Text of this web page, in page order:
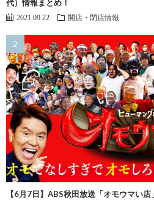
代）情報まとめ！
2021.09.22 開店・閉店情報
【6月7日】ABS秋田放送「オモウマい